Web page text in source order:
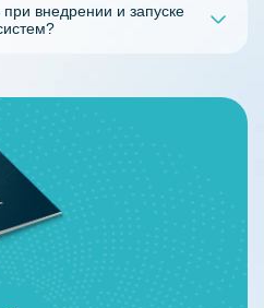
внедрении и запуске